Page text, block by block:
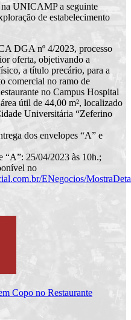
na UNICAMP a seguinte
de estabelecimento
DGA nº 4/2023, processo
oferta, objetivando a
a título precário, para a
comercial no ramo de
no Campus Hospital
útil de 44,00 m², localizado
Universitária “Zeferino
dos envelopes “A” e
“A”: 25/04/2023 às 10h.;
no
ENegocios/
Copo no Restaurante